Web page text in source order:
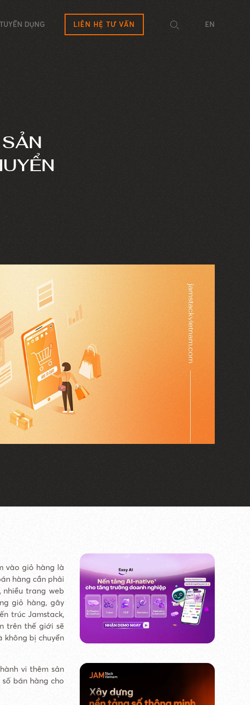
TUYỂN DỤNG LIÊN HỆ TƯ VẤN EN
vào giỏ hàng là
hàng cần phải
nhiều trang web
giỏ hàng, gây
trúc Jamstack,
trên thế giới sẽ
không bị chuyển
vi thêm sản
bán hàng cho